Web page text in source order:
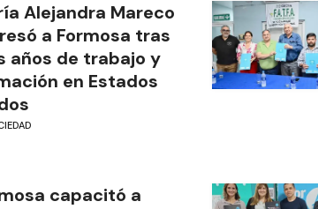
Alejandra Mareco
a Formosa tras
años de trabajo y
en Estados
capacitó a